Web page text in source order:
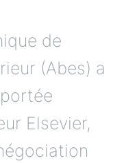
de
(Abes) a
Elsevier,